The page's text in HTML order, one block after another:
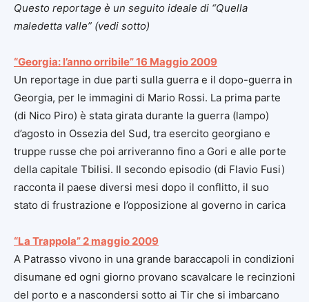
Questo reportage è un seguito ideale di “Quella
maledetta valle” (vedi sotto)
“Georgia: l’anno orribile” 16 Maggio 2009
Un reportage in due parti sulla guerra e il dopo-guerra in
Georgia, per le immagini di Mario Rossi. La prima parte
(di Nico Piro) è stata girata durante la guerra (lampo)
d’agosto in Ossezia del Sud, tra esercito georgiano e
truppe russe che poi arriveranno fino a Gori e alle porte
della capitale Tbilisi. Il secondo episodio (di Flavio Fusi)
racconta il paese diversi mesi dopo il conflitto, il suo
stato di frustrazione e l’opposizione al governo in carica
“La Trappola” 2 maggio 2009
A Patrasso vivono in una grande baraccapoli in condizioni
disumane ed ogni giorno provano scavalcare le recinzioni
del porto e a nascondersi sotto ai Tir che si imbarcano